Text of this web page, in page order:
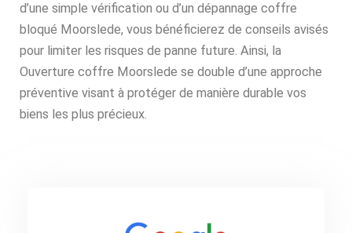
d’une simple vérification ou d’un dépannage coffre
bloqué Moorslede, vous bénéficierez de conseils avisés
pour limiter les risques de panne future. Ainsi, la
Ouverture coffre Moorslede se double d’une approche
préventive visant à protéger de manière durable vos
biens les plus précieux.